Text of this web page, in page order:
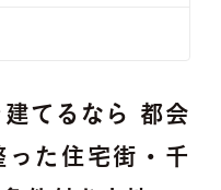
てるなら 都会
った住宅街・千